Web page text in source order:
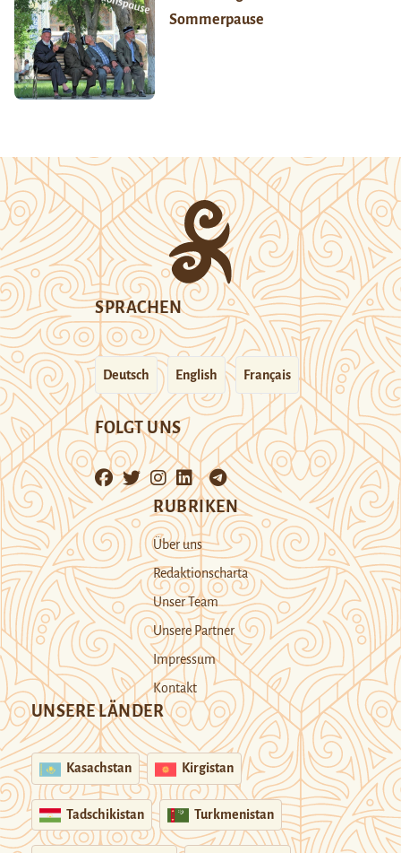
Sommerpause
SPRACHEN
Deutsch English Français
FOLGT UNS
RUBRIKEN
Über uns
Redaktionscharta
Unser Team
Unsere Partner
Impressum
Kontakt
UNSERE LÄNDER
Kasachstan Kirgistan
Tadschikistan Turkmenistan